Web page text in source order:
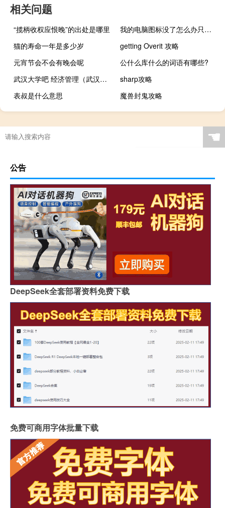
相关问题
“揽柄收权应恨晚”的出处是哪里
我的电脑图标没了怎么办只显示播放和浏览（我的电脑图标没了怎么办）
猫的寿命一年是多少岁
getting Overit 攻略
元宵节会不会有晚会呢
公什么库什么的词语有哪些?
武汉大学吧 经济管理（武汉大学吧）
sharp攻略
表叔是什么意思
魔兽封鬼攻略
☚
公告
DeepSeek全套部署资料免费下载
免费可商用字体批量下载